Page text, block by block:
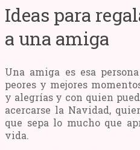
Ideas para
a una amiga
Una amiga es esa
peores y mejores
y alegrías y con quien
acercarse la Navidad,
que sepa lo mucho que
vida.